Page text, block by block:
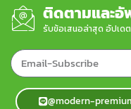
ติดตามและอั
รับข้อเสนอล่าสุด อัปเด
@modern-